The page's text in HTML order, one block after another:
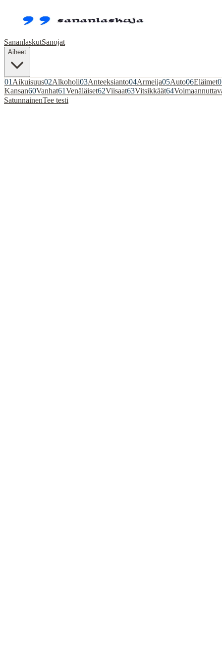
SananlaskutSanojat
Aiheet
01 Aikuisuus02Alkoholi03Anteeksianto04Armeija05Auto06Eläimet
Kansan60Vanhat61Venäläiset62Viisaat63Vitsikkäät64
SatunnainenTee testi